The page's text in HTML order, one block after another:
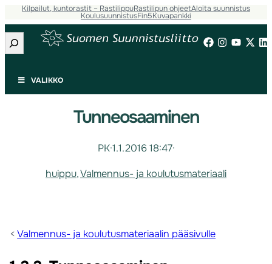
Kilpailut, kuntorastit – RastilippuRastilipun ohjeetAloita suunnistus
KoulusuunnistusFin5Kuvapankki
Etsi
VALIKKO
Tunneosaaminen
PK·1.1.2016 18:47·
huippu, Valmennus- ja koulutusmateriaali
<Valmennus- ja koulutusmateriaalin pääsivulle